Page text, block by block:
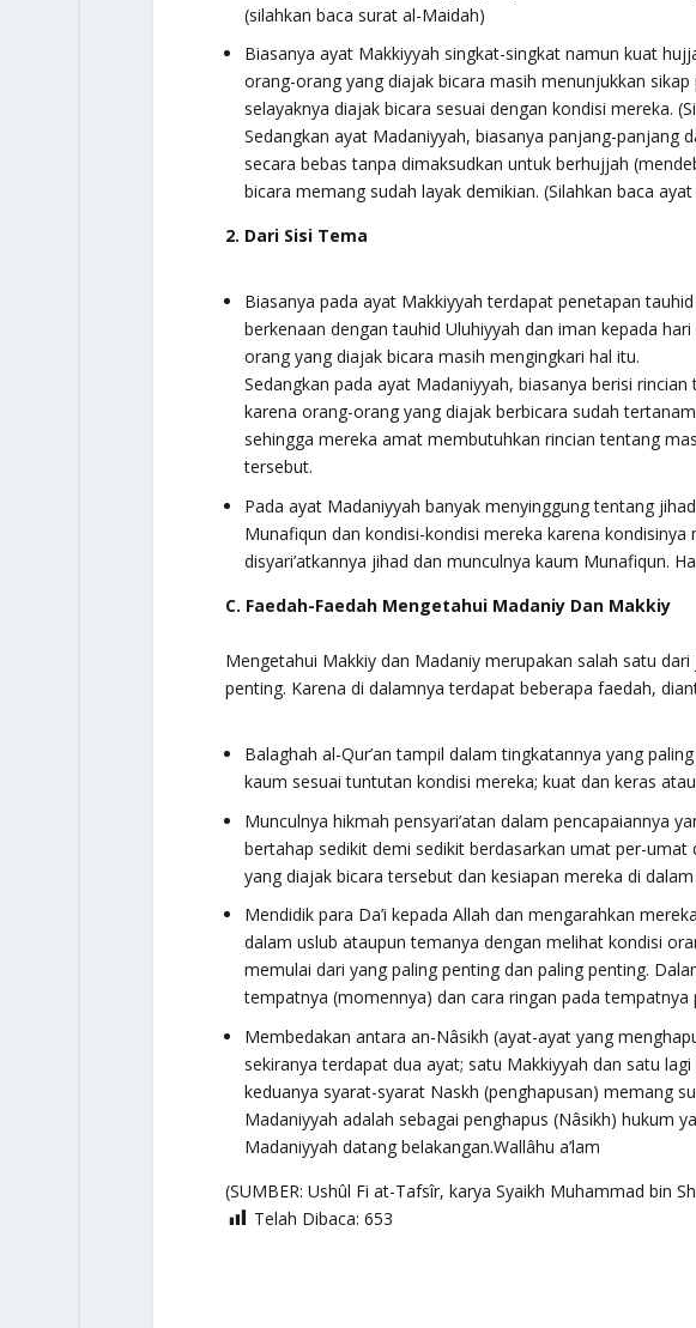
(silahkan baca surat al-Maidah)
Biasanya ayat Makkiyyah singkat-singkat namun kuat
orang-orang yang diajak bicara masih menunjukkan
selayaknya diajak bicara sesuai dengan kondisi mereka.
Sedangkan ayat Madaniyyah, biasanya panjang-panjang
secara bebas tanpa dimaksudkan untuk berhujjah
bicara memang sudah layak demikian. (Silahkan baca
2. Dari Sisi Tema
Biasanya pada ayat Makkiyyah terdapat penetapan
berkenaan dengan tauhid Uluhiyyah dan iman kepada
orang yang diajak bicara masih mengingkari hal itu.
Sedangkan pada ayat Madaniyyah, biasanya berisi
karena orang-orang yang diajak berbicara sudah
sehingga mereka amat membutuhkan rincian tentang
tersebut.
Pada ayat Madaniyyah banyak menyinggung tentang
Munafiqun dan kondisi-kondisi mereka karena
disyari’atkannya jihad dan munculnya kaum Munafiqun.
C. Faedah-Faedah Mengetahui Madaniy Dan Makkiy
Mengetahui Makkiy dan Madaniy merupakan salah satu
penting. Karena di dalamnya terdapat beberapa faedah,
Balaghah al-Qur’an tampil dalam tingkatannya yang
kaum sesuai tuntutan kondisi mereka; kuat dan keras
Munculnya hikmah pensyari’atan dalam pencapaiannya
bertahap sedikit demi sedikit berdasarkan umat per-
yang diajak bicara tersebut dan kesiapan mereka di
Mendidik para Da’i kepada Allah dan mengarahkan
dalam uslub ataupun temanya dengan melihat kondisi
memulai dari yang paling penting dan paling penting.
tempatnya (momennya) dan cara ringan pada tempatnya
Membedakan antara an-Nâsikh (ayat-ayat yang
sekiranya terdapat dua ayat; satu Makkiyyah dan satu
keduanya syarat-syarat Naskh (penghapusan) memang
Madaniyyah adalah sebagai penghapus (Nâsikh) hukum
Madaniyyah datang belakangan.Wallâhu a’lam
(SUMBER: Ushûl Fi at-Tafsîr, karya Syaikh Muhammad bin
Telah Dibaca: 653